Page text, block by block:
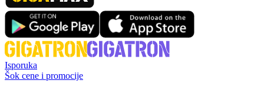
Isporuka
Šok cene i promocije